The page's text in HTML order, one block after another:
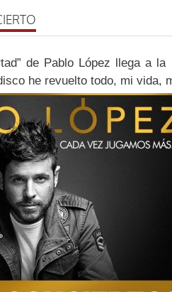
de Pablo López llega a
he revuelto todo, mi